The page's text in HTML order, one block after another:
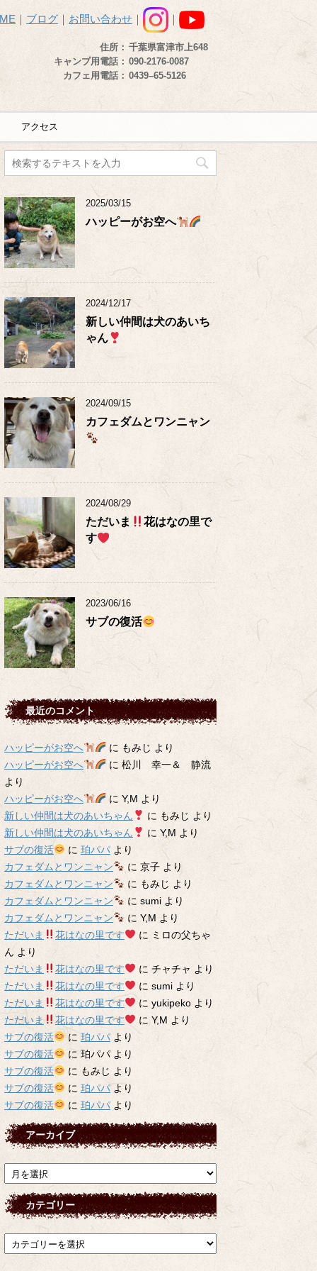
｜ ブログ ｜ お問い合わせ ｜ ｜
住所： 千葉県富津市上648
キャンプ用電話： 090-2176-0087
カフェ用電話： 0439–65-5126
アクセス
2025/03/15
ハッピーがお空へ
2024/12/17
新しい仲間は犬のあいち
ゃん
2024/09/15
カフェダムとワンニャン
2024/08/29
ただいま
花はなの里で
す
2023/06/16
サブの復活
最近のコメント
ハッピーがお空へ に もみじ より
ハッピーがお空へ
に 松川 幸一＆ 静流
より
ハッピーがお空へ
に Y,M より
新しい仲間は犬のあいちゃん
に もみじ より
新しい仲間は犬のあいちゃん
に Y,M より
サブの復活
に 珀パパより
カフェダムとワンニャン
に 京子より
カフェダムとワンニャン
に もみじ より
カフェダムとワンニャン
に sumiより
カフェダムとワンニャン
に Y,M より
ただいま
花はなの里です に ミロの父ちゃ
ん より
ただいま
花はなの里です に チャチャ より
ただいま
花はなの里です に sumiより
ただいま
花はなの里です に yukipekoより
ただいま
花はなの里です に Y,M より
サブの復活
に 珀パパより
サブの復活
に 珀パパより
サブの復活
に もみじ より
サブの復活
に 珀パパより
サブの復活
に 珀パパより
アーカイブ
ア
ー
カ
イ
カテゴリー
テ